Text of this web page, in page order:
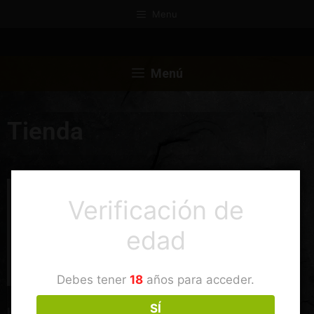
Menú
Verificación de
edad
Debes tener 18 años para acceder.
SÍ